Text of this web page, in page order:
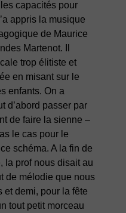
capacités pour
appris la musique
de Maurice
Martenot. Il
trop élitiste et
en misant sur le
enfants. On a
d’abord passer par
de faire la sienne –
le cas pour le
schéma. A la fin de
la prof nous disait au
de mélodie que nous
et demi, pour la fête
tout petit morceau